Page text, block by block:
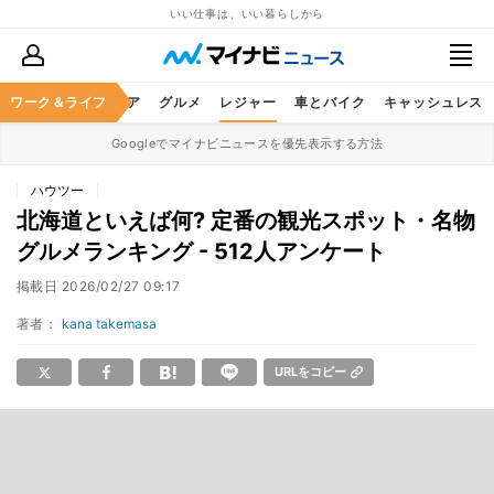
いい仕事は、いい暮らしから
ワーク＆ライフ
暮らし ヘルスケア グルメ レジャー 車とバイク キャッシュレス
Googleでマイナビニュースを優先表示する方法
ハウツー
北海道といえば何? 定番の観光スポット・名物
グルメランキング - 512人アンケート
掲載日 2026/02/27 09:17
著者： kana takemasa
URLをコピー